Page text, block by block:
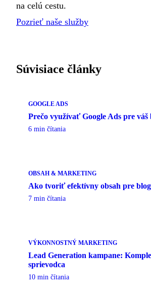
na celú cestu.
Pozrieť naše služby
Súvisiace články
GOOGLE ADS
Prečo využívať Google Ads pre váš
6 min čítania
OBSAH & MARKETING
Ako tvoriť efektívny obsah pre
7 min čítania
VÝKONNOSTNÝ MARKETING
Lead Generation kampane:
sprievodca
10 min čítania